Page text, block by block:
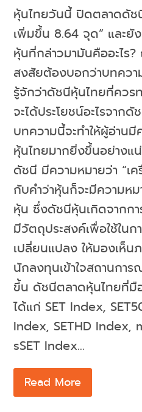
หุ้นไทยวันนี้ ปิดตลาดดัช
เพิ่มขึ้น 8.64 จุด” และยั
หุ้นที่กล่าวมามันคืออะไร
สงสัยต้องบอกว่าบทคว
รู้จักว่าดัชนีหุ้นไทยที่ควรท
จะได้ประโยชน์อะไรจาก
บทความนี้จะทำให้ผู้อ่านมี
หุ้นไทยมากยิ่งขึ้นอย่างแ
ดัชนี มีความหมายว่า “เ
กับคำว่าหุ้นก็จะมีความห
หุ้น ซึ่งดัชนีหุ้นเกิดจากก
มีวัตถุประสงค์เพื่อใช้ในก
เปลี่ยนแปลง ให้มองเห็น
นักลงทุนเข้าใจสถานกา
ขึ้น ดัชนีตลาดหุ้นไทยที่มื
ได้แก่ SET Index,
Index, SETHD Index,
sSET Index…
Read More